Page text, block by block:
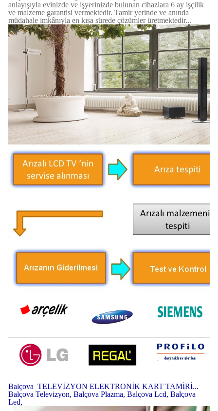
anlayışıyla evinizde ve işyerinizde bulunan cihazlara 6 ay işçilik
ve malzeme garantisi vermektedir. Tamir yerinde ve anında
müdahale imkânıyla en kısa sürede çözümler üretmektedir...
Balçova TELEVİZYON ELEKTRONİK KART TAMİRİ...
Balçova Televizyon, Balçova Plazma, Balçova Lcd, Balçova
Led,